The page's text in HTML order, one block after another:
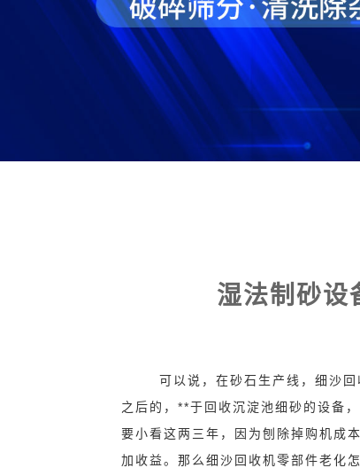
湿法制砂设
可以说，在砂石生产线，细沙回
之后的，**于回收沉淀池细砂的设备
要小看这两三年，因为刨除掉购机成
加收益。那么细沙回收机零部件老化怎